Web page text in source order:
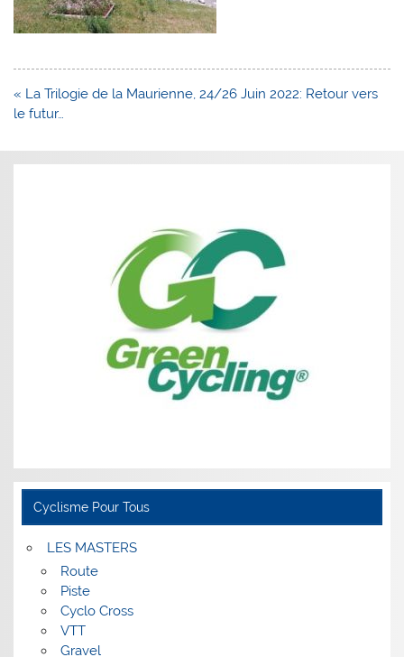
Navigation
de
« La Trilogie de la Maurienne, 24/26 Juin 2022: Retour vers
le futur…
Cyclisme Pour Tous
LES MASTERS
Route
Piste
Cyclo Cross
VTT
Gravel